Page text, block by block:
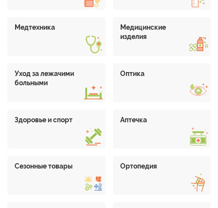
Медтехника
Медицинские
изделия
Уход за лежачими
больными
Оптика
Здоровье и спорт Аптечка
Сезонные товары Ортопедия